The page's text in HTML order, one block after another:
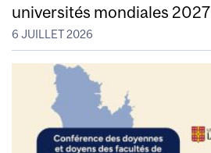
universités mondiales 2027
6 JUILLET 2026